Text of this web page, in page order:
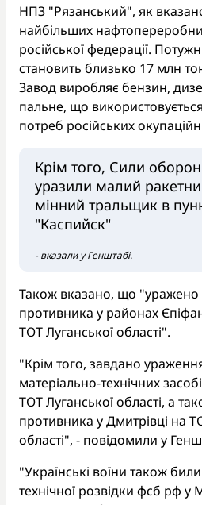
НПЗ "Рязанський", як
найбільших
російської федерації.
становить близько 17 млн
Завод виробляє бензин,
пальне, що
потреб російських
Крім того, Сили
уразили малий
мінний тральщик в
"Каспийск"
- вказали у Генштабі.
Також вказано, що "уражено
противника у районах
ТОТ Луганської області".
"Крім того, завдано
матеріально-технічних
ТОТ Луганської області, а
противника у Дмитрівці на
області", - повідомили у
"Українські воїни також
технічної розвідки фсб рф у